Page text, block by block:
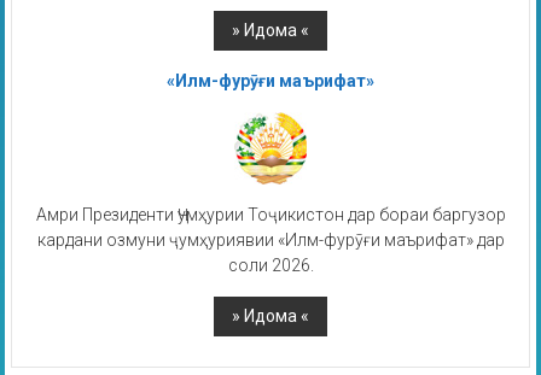
«Илм-фурӯғи маърифат»
Амри Президенти Ҷумҳурии Тоҷикистон дар бораи баргузор
кардани озмуни ҷумҳуриявии «Илм-фурӯғи маърифат» дар
соли 2026.